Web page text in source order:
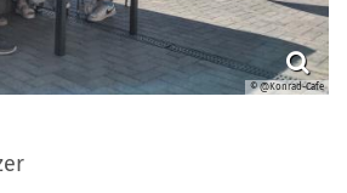
© @Konrad-Cafe